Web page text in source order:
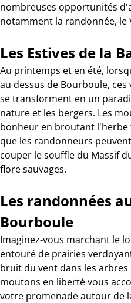
nombreuses opportunités
notamment la randonnée, le
Les Estives de la
Au printemps et en été,
au dessus de Bourboule,
se transforment en un
nature et les bergers. Les
bonheur en broutant
que les randonneurs
couper le souffle du Massif
flore sauvages.
Les randonnées
Bourboule
Imaginez-vous marchant le
entouré de prairies
bruit du vent dans les arbres
moutons en liberté vous
votre promenade autour de